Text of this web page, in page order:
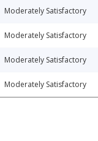
Moderately Satisfactory
Moderately Satisfactory
Moderately Satisfactory
Moderately Satisfactory